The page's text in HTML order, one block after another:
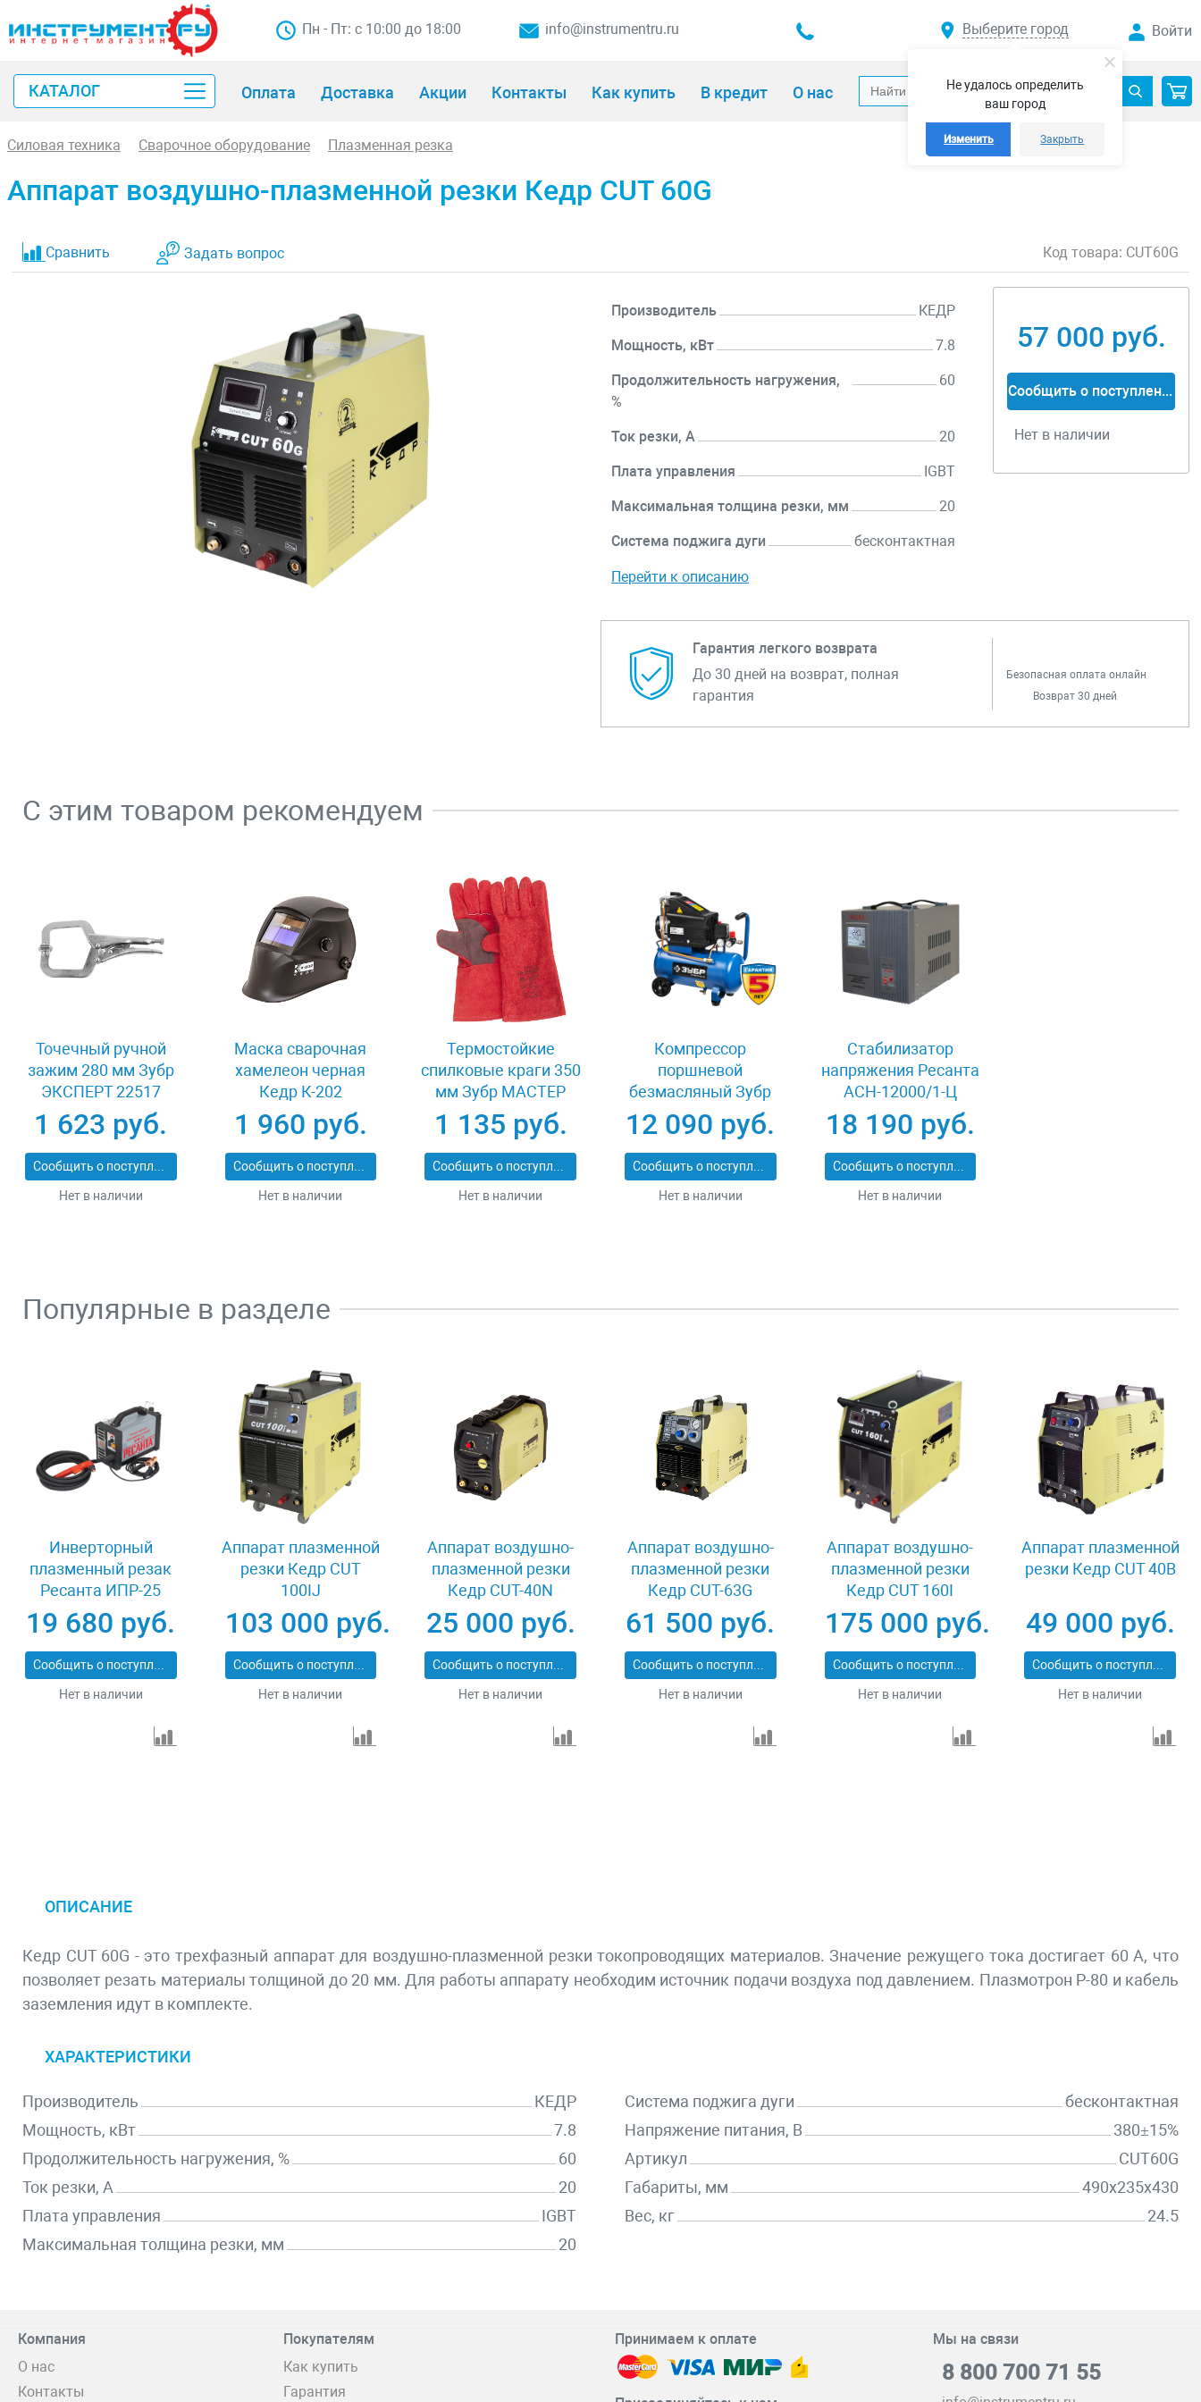
Не удалось определить
ваш город
Изменить Закрыть
Пн - Пт: с 10:00 до 18:00 info@instrumentru.ru Выберите город Войти
КАТАЛОГ Оплата Доставка Акции Контакты Как купить В кредит О нас
Силовая техника Сварочное оборудование Плазменная резка
Аппарат воздушно-плазменной резки Кедр CUT 60G
Сравнить Задать вопрос Код товара: CUT60G
Производитель КЕДР
Мощность, кВт 7.8
Продолжительность нагружения,
%
60
Ток резки, А 20
Плата управления IGBT
Максимальная толщина резки, мм 20
Система поджига дуги бесконтактная
Перейти к описанию
57 000 руб.
Сообщить о поступлении
Нет в наличии
Гарантия легкого возврата
До 30 дней на возврат, полная
гарантия
Безопасная оплата онлайн
Возврат 30 дней
С этим товаром рекомендуем
Точечный ручной
зажим 280 мм Зубр
ЭКСПЕРТ 22517
1 623 руб.
Сообщить о поступлении
Нет в наличии
Маска сварочная
хамелеон черная
Кедр К-202
1 960 руб.
Сообщить о поступлении
Нет в наличии
Термостойкие
спилковые краги 350
мм Зубр МАСТЕР
11334-XL
1 135 руб.
Сообщить о поступлении
Нет в наличии
Компрессор
поршневой
безмасляный Зубр
ПРОФИ ЗКП-230-24-
2.5
12 090 руб.
Сообщить о поступлении
Нет в наличии
Стабилизатор
напряжения Ресанта
АСН-12000/1-Ц
18 190 руб.
Сообщить о поступлении
Нет в наличии
Популярные в разделе
Инверторный
плазменный резак
Ресанта ИПР-25
19 680 руб.
Сообщить о поступлении
Нет в наличии
Аппарат плазменной
резки Кедр CUT
100IJ
103 000 руб.
Сообщить о поступлении
Нет в наличии
Аппарат воздушно-
плазменной резки
Кедр CUT-40N
25 000 руб.
Сообщить о поступлении
Нет в наличии
Аппарат воздушно-
плазменной резки
Кедр CUT-63G
61 500 руб.
Сообщить о поступлении
Нет в наличии
Аппарат воздушно-
плазменной резки
Кедр CUT 160I
175 000 руб.
Сообщить о поступлении
Нет в наличии
Аппарат плазменной
резки Кедр CUT 40B
49 000 руб.
Сообщить о поступлении
Нет в наличии
ОПИСАНИЕ
Кедр CUT 60G - это трехфазный аппарат для воздушно-плазменной резки токопроводящих материалов. Значение режущего тока достигает 60 А, что
позволяет резать материалы толщиной до 20 мм. Для работы аппарату необходим источник подачи воздуха под давлением. Плазмотрон P-80 и кабель
заземления идут в комплекте.
ХАРАКТЕРИСТИКИ
Производитель
КЕДР
Мощность, кВт
7.8
Продолжительность нагружения, %
60
Ток резки, А
20
Плата управления
IGBT
Максимальная толщина резки, мм
20
Система поджига дуги
бесконтактная
Напряжение питания, В
380±15%
Артикул
CUT60G
Габариты, мм
490x235x430
Вес, кг
24.5
Компания
О нас
Контакты
Покупателям
Как купить
Гарантия
Принимаем к оплате Мы на связи
8 800 700 71 55